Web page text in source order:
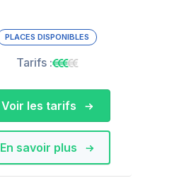
PLACES DISPONIBLES
Tarifs :
En savoir plus
Voir les tarifs